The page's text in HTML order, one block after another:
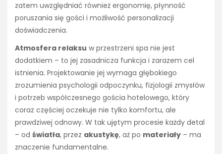
zatem uwzględniać również ergonomię, płynność
poruszania się gości i możliwość personalizacji
doświadczenia.
Atmosfera relaksu w przestrzeni spa nie jest
dodatkiem – to jej zasadnicza funkcja i zarazem cel
istnienia. Projektowanie jej wymaga głębokiego
zrozumienia psychologii odpoczynku, fizjologii zmysłów
i potrzeb współczesnego gościa hotelowego, który
coraz częściej oczekuje nie tylko komfortu, ale
prawdziwej odnowy. W tak ujętym procesie każdy detal
– od światła, przez akustykę, aż po materiały – ma
znaczenie fundamentalne.